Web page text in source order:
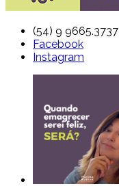
(54) 9 9665.3737
Facebook
Instagram